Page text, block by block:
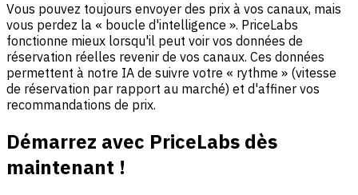
Vous pouvez toujours envoyer des prix à vos canaux, mais
vous perdez la « boucle d'intelligence ». PriceLabs
fonctionne mieux lorsqu'il peut voir vos données de
réservation réelles revenir de vos canaux. Ces données
permettent à notre IA de suivre votre « rythme » (vitesse
de réservation par rapport au marché) et d'affiner vos
recommandations de prix.
Démarrez avec PriceLabs dès
maintenant !